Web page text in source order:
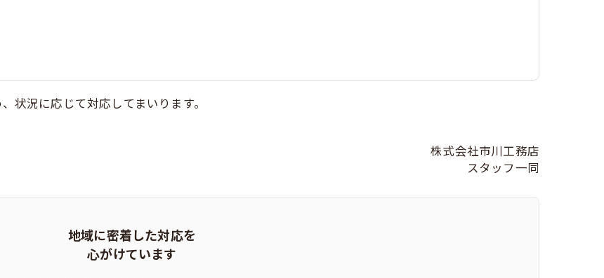
状況に応じて対応してまいります。
株式会社市川工務店
スタッフ一同
地域に密着した対応を
心がけています